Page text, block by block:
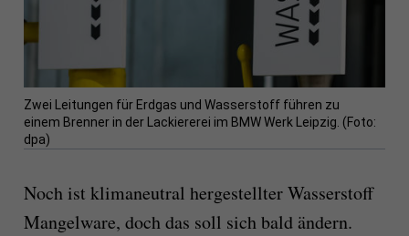
Zwei Leitungen für Erdgas und Wasserstoff führen zu
einem Brenner in der Lackiererei im BMW Werk Leipzig. (Foto:
dpa)
Noch ist klimaneutral hergestellter Wasserstoff
Mangelware, doch das soll sich bald ändern.